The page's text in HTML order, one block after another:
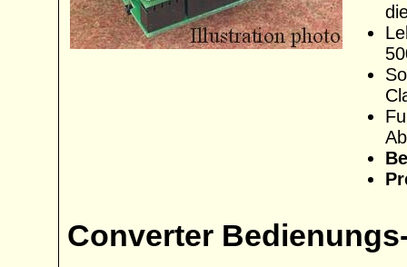
Converter